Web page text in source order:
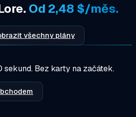
Od 2,48 $/měs.
všechny plány
Bez karty na začátek.